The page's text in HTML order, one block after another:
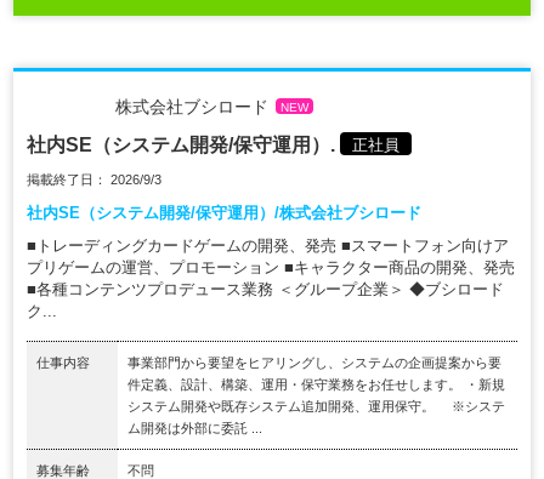
株式会社ブシロード NEW
社内SE（システム開発/保守運用）. 正社員
掲載終了日： 2026/9/3
社内SE（システム開発/保守運用）/株式会社ブシロード
■トレーディングカードゲームの開発、発売 ■スマートフォン向けア
プリゲームの運営、プロモーション ■キャラクター商品の開発、発売
■各種コンテンツプロデュース業務 ＜グループ企業＞ ◆ブシロード
ク...
仕事内容
事業部門から要望をヒアリングし、システムの企画提案から要
件定義、設計、構築、運用・保守業務をお任せします。 ・新規
システム開発や既存システム追加開発、運用保守。 ※システ
ム開発は外部に委託 ...
募集年齢 不問